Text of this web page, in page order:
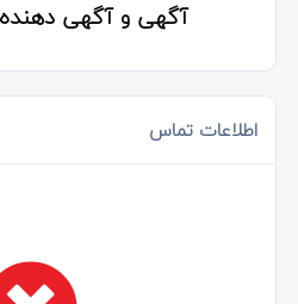
آگهی و آگهی
اطلاعات تماس